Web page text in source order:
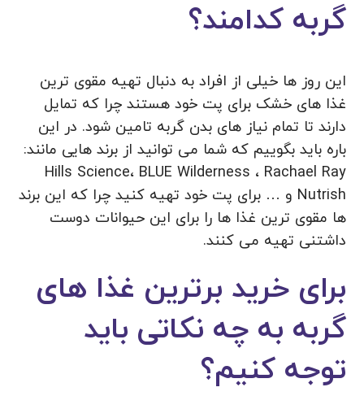
گربه کدامند؟
این روز ها خیلی از افراد به دنبال تهیه مقوی ترین
غذا های خشک برای پت خود هستند چرا که تمایل
دارند تا تمام نیاز های بدن گربه تامین شود. در این
باره باید بگوییم که شما می توانید از برند هایی مانند:
Hills Science، BLUE Wilderness ، Rachael Ray
Nutrish و … برای پت خود تهیه کنید چرا که این برند
ها مقوی ترین غذا ها را برای این حیوانات دوست
داشتنی تهیه می کنند.
برای خرید برترین غذا های
گربه به چه نکاتی باید
توجه کنیم؟